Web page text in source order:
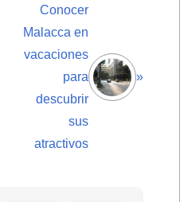
Conocer
Malacca en
vacaciones
para
descubrir
sus
atractivos
»